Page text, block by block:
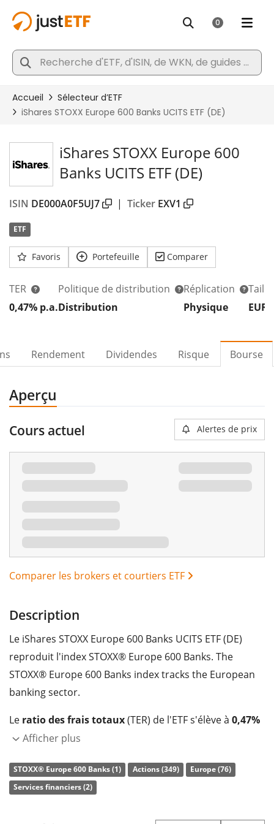
iShares STOXX Europe 600
Banks UCITS ETF (DE)
ISIN DE000A0F5UJ7 | Ticker EXV1
ETF
Favoris Portefeuille Comparer
TER
0,47% p.a.
Politique de distribution
Distribution
Réplication
Physique
EUR
Rendement Dividendes Risque Bourse
Aperçu
Cours actuel Alertes de prix
Comparer les brokers et courtiers ETF
Description
Le iShares STOXX Europe 600 Banks UCITS ETF (DE)
reproduit l'index STOXX® Europe 600 Banks. The
STOXX® Europe 600 Banks index tracks the European
banking sector.
Le ratio des frais totaux(TER) de l'ETF s'élève à 0,47%
p.a.. Le iShares STOXX Europe 600 Banks UCITS ETF
Banks. L'ETF reproduit la performance de l’indice sous-
jacent en achetant toutes les composantes de l’indice
Afficher plus
STOXX® Europe 600 Banks (1) Actions (349)
Europe (76)
Services financiers (2)